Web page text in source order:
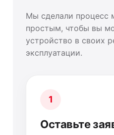
Мы сделали процесс
простым, чтобы вы
устройство в своих
эксплуатации.
1
Оставьте